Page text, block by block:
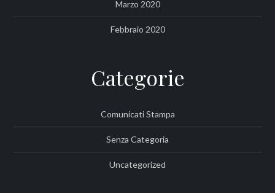
Marzo 2020
Febbraio 2020
Categorie
Comunicati Stampa
Senza Categoria
Uncategorized